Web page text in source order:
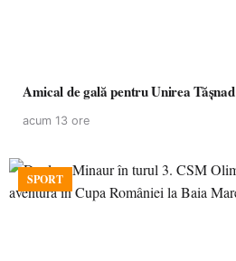
Amical de gală pentru Unirea Tășnad
acum 13 ore
SPORT